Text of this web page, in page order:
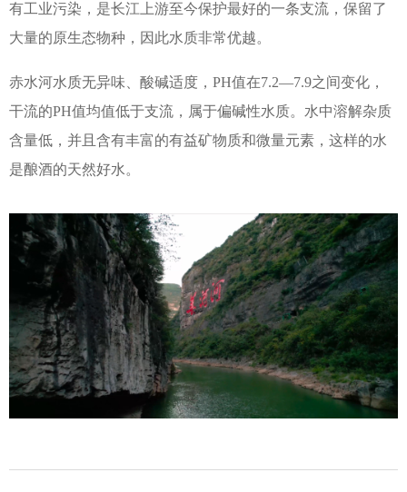
产品中
会员中
服务中
生态酿
酱酒知
有工业污染，是长江上游至今保护最好的一条支流，保留了
大量的原生态物种，因此水质非常优越。
赤水河水质无异味、酸碱适度， PH值在7.2—7.9之间变化，
干流的PH值均值低于支流，属于偏碱性水质。水中溶解杂质
含量低，并且含有丰富的有益矿物质和微量元素，这样的水
是酿酒的天然好水。